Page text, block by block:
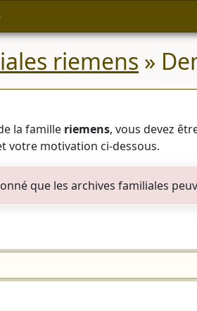
riemens »
la famille riemens, vous devez
votre motivation ci-dessous.
que les archives familiales